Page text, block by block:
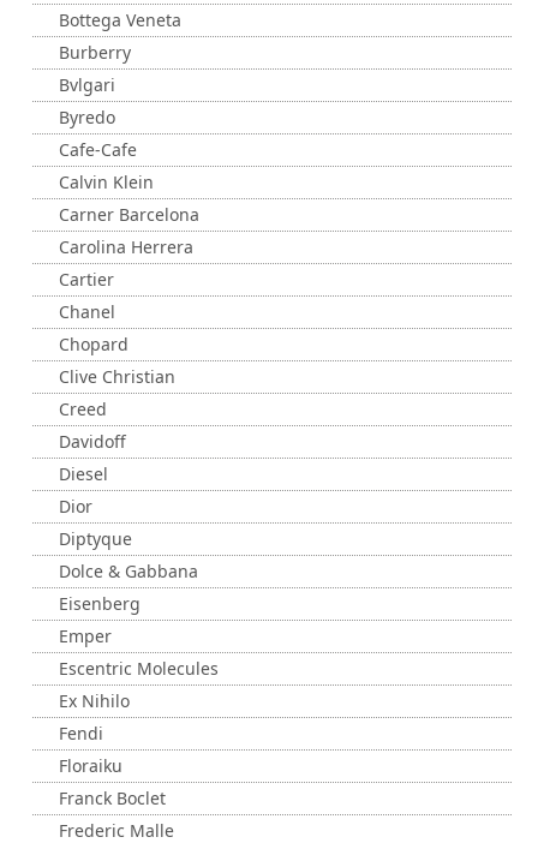
Bottega Veneta
Burberry
Bvlgari
Byredo
Cafe-Cafe
Calvin Klein
Carner Barcelona
Carolina Herrera
Cartier
Chanel
Chopard
Clive Christian
Creed
Davidoff
Diesel
Dior
Diptyque
Dolce & Gabbana
Eisenberg
Emper
Escentric Molecules
Ex Nihilo
Fendi
Floraiku
Franck Boclet
Frederic Malle